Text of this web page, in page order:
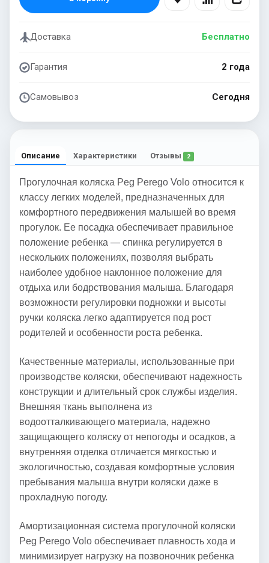
Доставка Бесплатно
Гарантия 2 года
Самовывоз Сегодня
Описание Характеристики Отзывы 2
Прогулочная коляска Peg Perego Volo относится к
классу легких моделей, предназначенных для
комфортного передвижения малышей во время
прогулок. Ее посадка обеспечивает правильное
положение ребенка — спинка регулируется в
нескольких положениях, позволяя выбрать
наиболее удобное наклонное положение для
отдыха или бодрствования малыша. Благодаря
возможности регулировки подножки и высоты
ручки коляска легко адаптируется под рост
родителей и особенности роста ребенка.
Качественные материалы, использованные при
производстве коляски, обеспечивают надежность
конструкции и длительный срок службы изделия.
Внешняя ткань выполнена из
водоотталкивающего материала, надежно
защищающего коляску от непогоды и осадков, а
внутренняя отделка отличается мягкостью и
экологичностью, создавая комфортные условия
пребывания малыша внутри коляски даже в
прохладную погоду.
Амортизационная система прогулочной коляски
Peg Perego Volo обеспечивает плавность хода и
минимизирует нагрузку на позвоночник ребенка